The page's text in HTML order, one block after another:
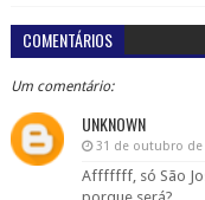
COMENTÁRIOS
Um comentário:
UNKNOWN
31 de outubro de
Afffffff, só São
porque será?